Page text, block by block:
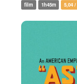
film 1h45m 5,04